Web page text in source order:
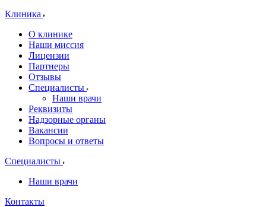
Клиника
О клинике
Наши миссия
Лицензии
Партнеры
Отзывы
Специалисты
Наши врачи
Реквизиты
Надзорные органы
Вакансии
Вопросы и ответы
Специалисты
Наши врачи
Контакты